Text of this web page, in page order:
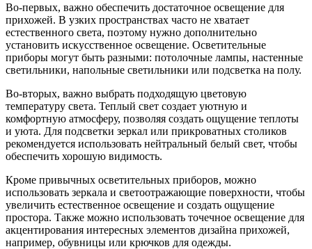
Во-первых, важно обеспечить достаточное освещение для
прихожей. В узких пространствах часто не хватает
естественного света, поэтому нужно дополнительно
установить искусственное освещение. Осветительные
приборы могут быть разными: потолочные лампы, настенные
светильники, напольные светильники или подсветка на полу.
Во-вторых, важно выбрать подходящую цветовую
температуру света. Теплый свет создает уютную и
комфортную атмосферу, позволяя создать ощущение теплоты
и уюта. Для подсветки зеркал или прикроватных столиков
рекомендуется использовать нейтральный белый свет, чтобы
обеспечить хорошую видимость.
Кроме привычных осветительных приборов, можно
использовать зеркала и светоотражающие поверхности, чтобы
увеличить естественное освещение и создать ощущение
простора. Также можно использовать точечное освещение для
акцентирования интересных элементов дизайна прихожей,
например, обувницы или крючков для одежды.